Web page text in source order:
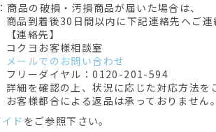
：商品の破損・汚損商品が届いた場合は、
商品到着後30日間以内に下記連絡先へご連
【連絡先】
コクヨお客様相談室
メールでのお問い合わせ
フリーダイヤル：0120-201-594
詳細を確認の上、状況に応じた対応方法を
お客様都合による返品は承っておりません。
ド をご参照下さい。